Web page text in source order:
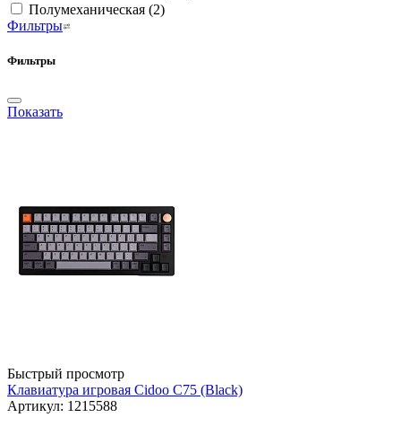
Полумеханическая (2)
Фильтры
Фильтры
Показать
Быстрый просмотр
Клавиатура игровая Cidoo C75 (Black)
Артикул: 1215588